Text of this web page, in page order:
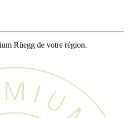
Rüegg de votre région.